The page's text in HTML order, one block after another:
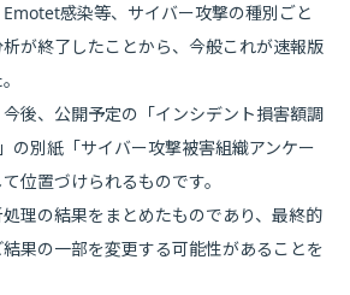
感染等、サイバー攻撃の種別ごと
が終了したことから、今般これが速報版
後、公開予定の「インシデント損害額調
の別紙「サイバー攻撃被害組織アンケー
位置づけられるものです。
理の結果をまとめたものであり、最終的
果の一部を変更する可能性があることを